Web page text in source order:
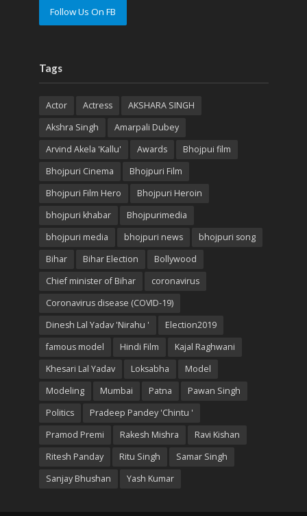
Follow Us On FB
Tags
Actor Actress
AKSHARA SINGH
Akshra Singh
Amarpali Dubey
Arvind Akela 'Kallu'
Awards
Bhojpui film
Bhojpuri Cinema
Bhojpuri Film
Bhojpuri Film Hero
Bhojpuri Heroin
bhojpuri khabar
Bhojpurimedia
bhojpuri media
bhojpuri news
bhojpuri song
Bihar
Bihar Election
Bollywood
Chief minister of Bihar
coronavirus
Coronavirus disease (COVID-19)
Dinesh Lal Yadav 'Nirahu '
Election2019
famous model
Hindi Film
Kajal Raghwani
Khesari Lal Yadav
Loksabha
Model
Modeling
Mumbai Patna
Pawan Singh
Politics
Pradeep Pandey 'Chintu '
Pramod Premi
Rakesh Mishra
Ravi Kishan
Ritesh Panday
Ritu Singh
Samar Singh
Sanjay Bhushan
Yash Kumar